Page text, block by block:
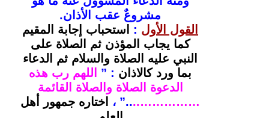
مشروعٌ عقب الأذان.
القول الأول :
استحباب إجابة المقيم
كما يجاب المؤذن ثم الصلاة على
النبي عليه الصلاة والسلام ثم الدعاء
بما ورد كالاذان : ”
اللهم رب هذه
الدعوة الصلاة والصلاة القائمة
……………....” ،
اختاره جمهور أهل